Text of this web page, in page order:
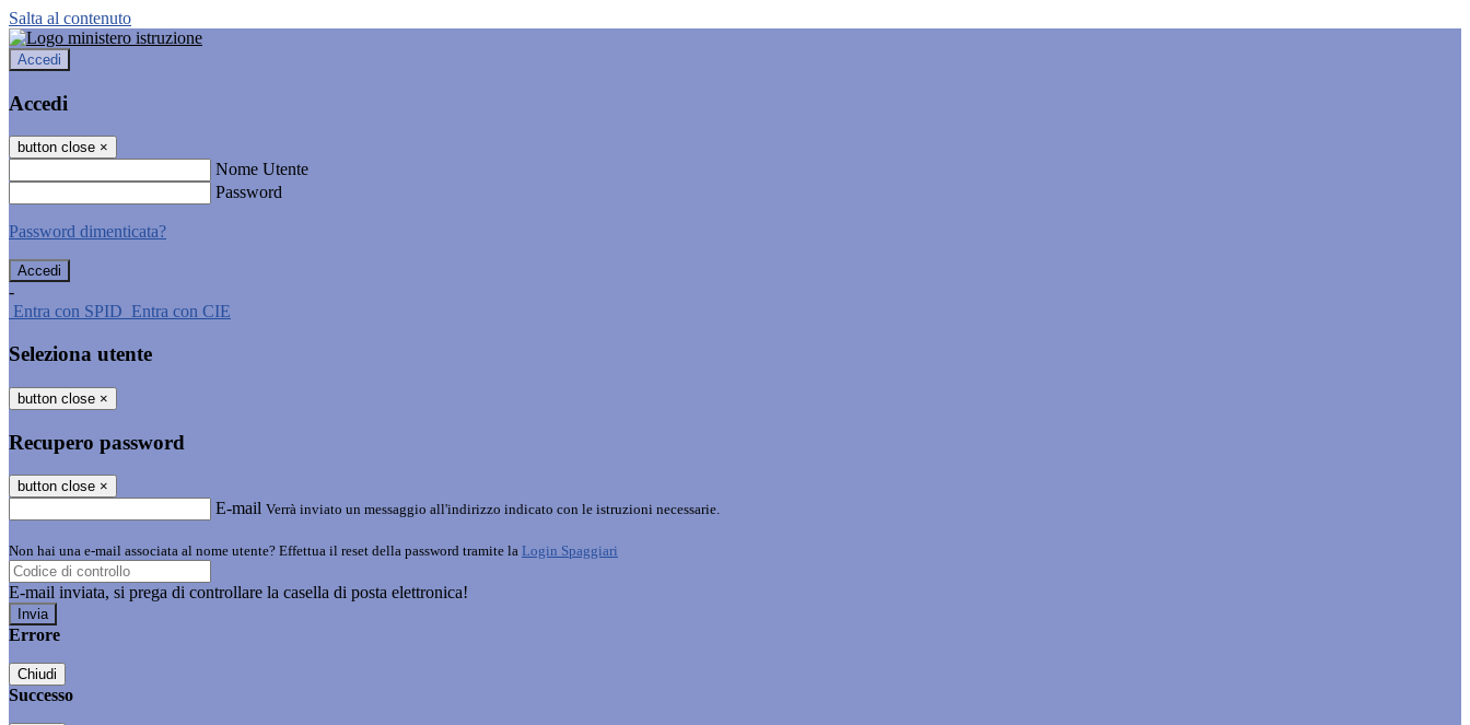
Salta al contenuto
Accedi
Accedi
button close ×
Nome Utente
Password
Password dimenticata?
-
Entra con SPID Entra con CIE
Seleziona utente
button close ×
Recupero password
button close ×
E-mail Verrà inviato un messaggio all'indirizzo indicato con le istruzioni necessarie.
Non hai una e-mail associata al nome utente? Effettua il reset della password tramite la Login Spaggiari
E-mail inviata, si prega di controllare la casella di posta elettronica!
Errore
Chiudi
Successo